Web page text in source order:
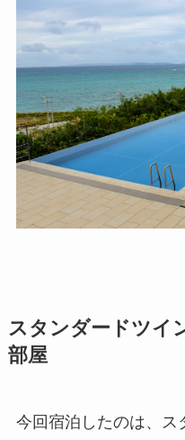
スタンダードツイ
部屋
今回宿泊したのは、ス